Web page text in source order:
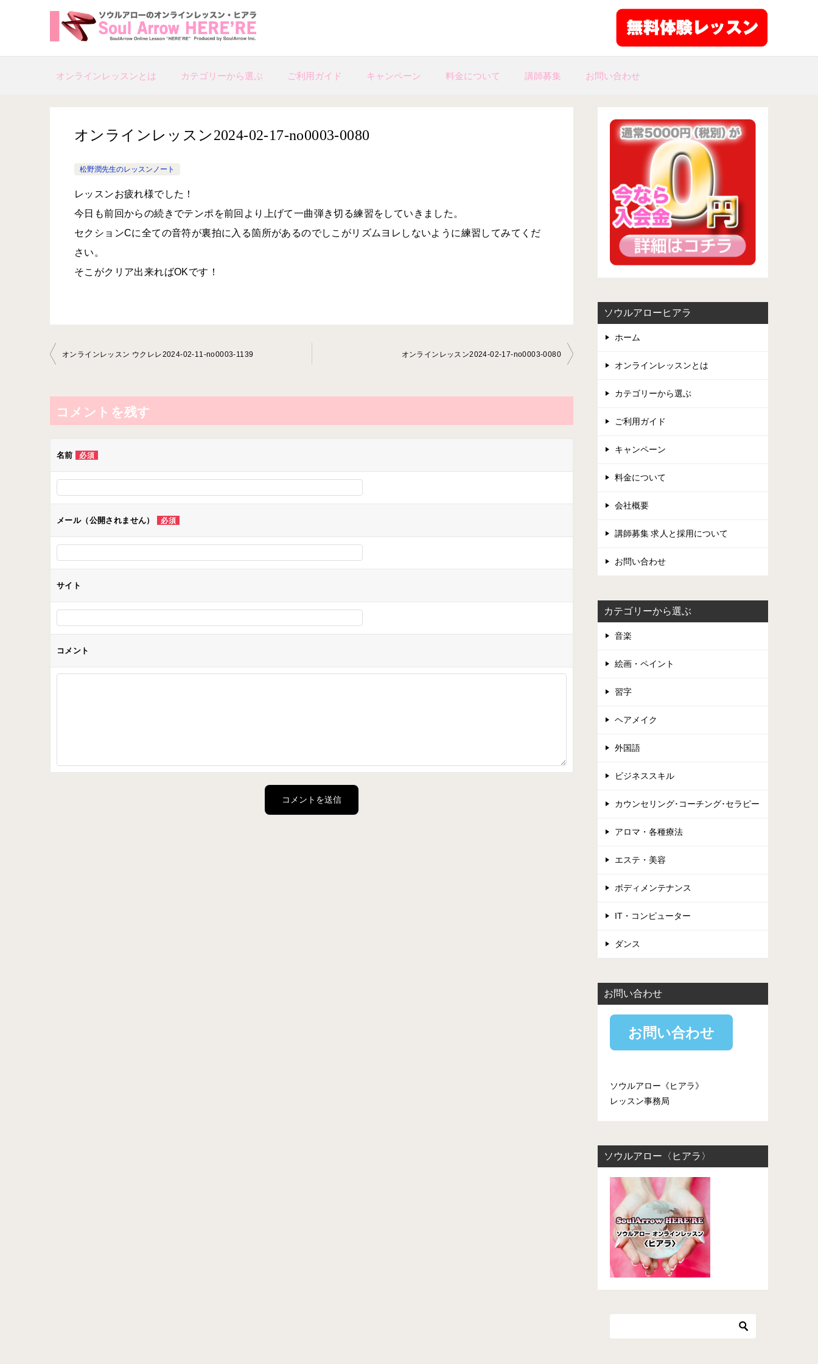
オンラインレッスンとは カテゴリーから選ぶ ご利用ガイド キャンペーン 料金について 講師募集 お問い合わせ
オンラインレッスン2024-02-17-­no0003-­0080
松野潤先生のレッスンノート
レッスンお疲れ様でした！
今日も前回からの続きでテンポを前回より上げて一曲弾き切る練習をしていきました。
セクションCに全ての音符が裏拍に入る箇所があるのでしこがリズムヨレしないように練習してみてくだ
さい。
そこがクリア出来ればOKです！
投
ビ
ゲ
ー
オンラインレッスン ウクレレ2024-02-11-­no0003-­1139 オンラインレッスン2024-02-17-­no0003-­0080
コメントを残す
名前 必須
メール（公開されません） 必須
サイト
コメント
ソウルアローヒアラ
ホーム
オンラインレッスンとは
カテゴリーから選ぶ
ご利用ガイド
キャンペーン
料金について
会社概要
講師募集 求人と採用について
お問い合わせ
カテゴリーから選ぶ
音楽
絵画・ペイント
習字
ヘアメイク
外国語
ビジネススキル
カウンセリング･コーチング･セラピー
アロマ・各種療法
エステ・美容
ボディメンテナンス
IT・コンピューター
ダンス
お問い合わせ
お問い合わせ
ソウルアロー《ヒアラ》
レッスン事務局
ソウルアロー〈ヒアラ〉